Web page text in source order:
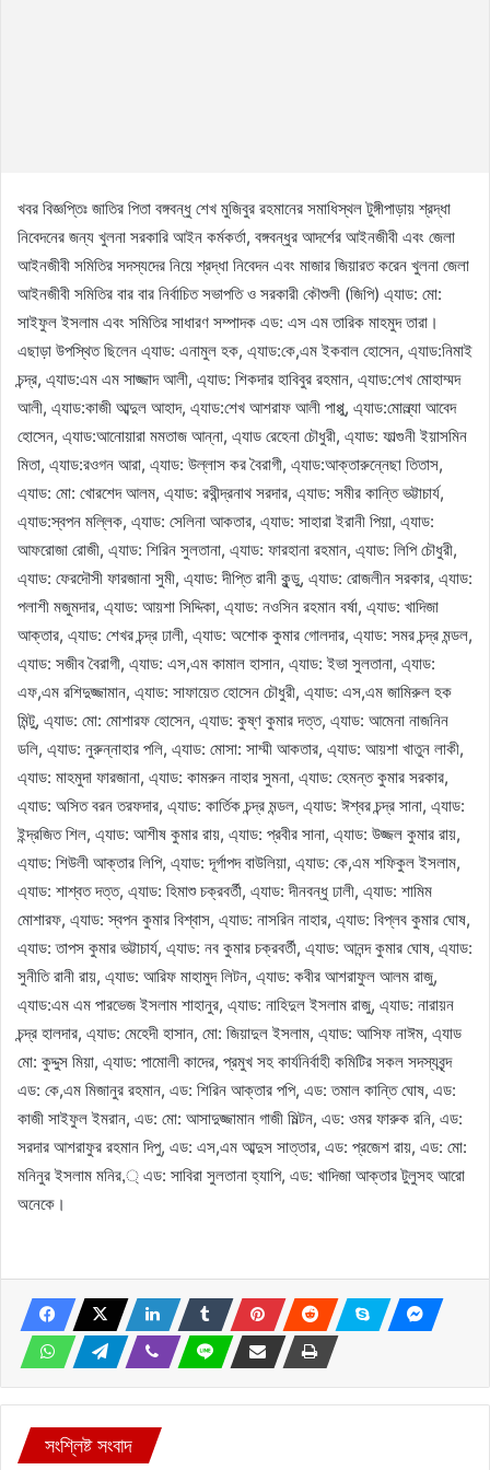
খবর বিজ্ঞপ্তিঃ জাতির পিতা বঙ্গবন্ধু শেখ মুজিবুর রহমানের সমাধিস্থল টুঙ্গীপাড়ায় শ্রদ্ধা
নিবেদনের জন্য খুলনা সরকারি আইন কর্মকর্তা, বঙ্গবন্ধুর আদর্শের আইনজীবী এবং জেলা
আইনজীবী সমিতির সদস্যদের নিয়ে শ্রদ্ধা নিবেদন এবং মাজার জিয়ারত করেন খুলনা জেলা
আইনজীবী সমিতির বার বার নির্বাচিত সভাপতি ও সরকারী কৌশুলী (জিপি) এ্যাড: মো:
সাইফুল ইসলাম এবং সমিতির সাধারণ সম্পাদক এড: এস এম তারিক মাহমুদ তারা।
এছাড়া উপস্থিত ছিলেন এ্যাড: এনামুল হক, এ্যাড:কে,এম ইকবাল হোসেন, এ্যাড:নিমাই
চন্দ্র, এ্যাড:এম এম সাজ্জাদ আলী, এ্যাড: শিকদার হাবিবুর রহমান, এ্যাড:শেখ মোহাম্মদ
আলী, এ্যাড:কাজী আব্দুল আহাদ, এ্যাড:শেখ আশরাফ আলী পাপ্পু, এ্যাড:মোল্ল্যা আবেদ
হোসেন, এ্যাড:আনোয়ারা মমতাজ আন্না, এ্যাড রেহেনা চৌধুরী, এ্যাড: ফাল্গুনী ইয়াসমিন
মিতা, এ্যাড:রওগন আরা, এ্যাড: উল্লাস কর বৈরাগী, এ্যাড:আক্তারুন্নেছা তিতাস,
এ্যাড: মো: খোরশেদ আলম, এ্যাড: রথীন্দ্রনাথ সরদার, এ্যাড: সমীর কান্তি ভট্টাচার্য,
এ্যাড:স্বপন মল্লিক, এ্যাড: সেলিনা আকতার, এ্যাড: সাহারা ইরানী পিয়া, এ্যাড:
আফরোজা রোজী, এ্যাড: শিরিন সুলতানা, এ্যাড: ফারহানা রহমান, এ্যাড: লিপি চৌধুরী,
এ্যাড: ফেরদৌসী ফারজানা সুমী, এ্যাড: দীপ্তি রানী কুন্ডু, এ্যাড: রোজলীন সরকার, এ্যাড:
পলাশী মজুমদার, এ্যাড: আয়শা সিদ্দিকা, এ্যাড: নওসিন রহমান বর্ষা, এ্যাড: খাদিজা
আক্তার, এ্যাড: শেখর চন্দ্র ঢালী, এ্যাড: অশোক কুমার গোলদার, এ্যাড: সমর চন্দ্র মন্ডল,
এ্যাড: সজীব বৈরাগী, এ্যাড: এস,এম কামাল হাসান, এ্যাড: ইভা সুলতানা, এ্যাড:
এফ,এম রশিদুজ্জামান, এ্যাড: সাফায়েত হোসেন চৌধুরী, এ্যাড: এস,এম জামিরুল হক
মিন্টু, এ্যাড: মো: মোশারফ হোসেন, এ্যাড: কুষ্ণ কুমার দত্ত, এ্যাড: আমেনা নাজনিন
ডলি, এ্যাড: নুরুন্নাহার পলি, এ্যাড: মোসা: সাম্মী আকতার, এ্যাড: আয়শা খাতুন লাকী,
এ্যাড: মাহমুদা ফারজানা, এ্যাড: কামরুন নাহার সুমনা, এ্যাড: হেমন্ত কুমার সরকার,
এ্যাড: অসিত বরন তরফদার, এ্যাড: কার্তিক চন্দ্র মন্ডল, এ্যাড: ঈশ্বর চন্দ্র সানা, এ্যাড:
ইন্দ্রজিত শিল, এ্যাড: আশীষ কুমার রায়, এ্যাড: প্রবীর সানা, এ্যাড: উজ্জল কুমার রায়,
এ্যাড: শিউলী আক্তার লিপি, এ্যাড: দূর্গাপদ বাউলিয়া, এ্যাড: কে,এম শফিকুল ইসলাম,
এ্যাড: শাশ্বত দত্ত, এ্যাড: হিমাশু চক্রবর্তী, এ্যাড: দীনবন্ধু ঢালী, এ্যাড: শামিম
মোশারফ, এ্যাড: স্বপন কুমার বিশ্বাস, এ্যাড: নাসরিন নাহার, এ্যাড: বিপ্লব কুমার ঘোষ,
এ্যাড: তাপস কুমার ভট্টাচার্য, এ্যাড: নব কুমার চক্রবর্তী, এ্যাড: আনন্দ কুমার ঘোষ, এ্যাড:
সুনীতি রানী রায়, এ্যাড: আরিফ মাহামুদ লিটন, এ্যাড: কবীর আশরাফুল আলম রাজু,
এ্যাড:এম এম পারভেজ ইসলাম শাহানুর, এ্যাড: নাহিদুল ইসলাম রাজু, এ্যাড: নারায়ন
চন্দ্র হালদার, এ্যাড: মেহেদী হাসান, মো: জিয়াদুল ইসলাম, এ্যাড: আসিফ নাঈম, এ্যাড
মো: কুদ্দুস মিয়া, এ্যাড: পামোলী কাদের, প্রমুখ সহ কার্যনির্বাহী কমিটির সকল সদস্যবৃন্দ
এড: কে,এম মিজানুর রহমান, এড: শিরিন আক্তার পপি, এড: তমাল কান্তি ঘোষ, এড:
কাজী সাইফুল ইমরান, এড: মো: আসাদুজ্জামান গাজী মিল্টন, এড: ওমর ফারুক রনি, এড:
সরদার আশরাফুর রহমান দিপু, এড: এস,এম আব্দুস সাত্তার, এড: প্রজেশ রায়, এড: মো:
মনিনুর ইসলাম মনির,্ এড: সাবিরা সুলতানা হ্যাপি, এড: খাদিজা আক্তার টুলুসহ আরো
অনেকে।
সংশ্লিষ্ট সংবাদ